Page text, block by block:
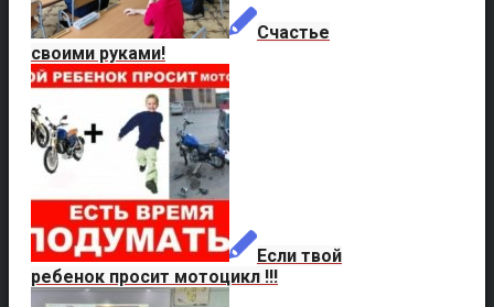
Счастье
своими руками!
Если твой
ребенок просит мотоцикл !!!